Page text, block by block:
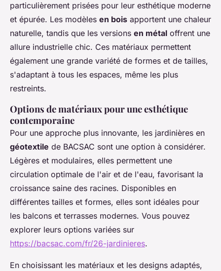
particulièrement prisées pour leur esthétique moderne
et épurée. Les modèles en bois apportent une chaleur
naturelle, tandis que les versions en métal offrent une
allure industrielle chic. Ces matériaux permettent
également une grande variété de formes et de tailles,
s'adaptant à tous les espaces, même les plus
restreints.
Options de matériaux pour une esthétique
contemporaine
Pour une approche plus innovante, les jardinières en
géotextile de BACSAC sont une option à considérer.
Légères et modulaires, elles permettent une
circulation optimale de l'air et de l'eau, favorisant la
croissance saine des racines. Disponibles en
différentes tailles et formes, elles sont idéales pour
les balcons et terrasses modernes. Vous pouvez
explorer leurs options variées sur
https://bacsac.com/fr/26-jardinieres.
En choisissant les matériaux et les designs adaptés,